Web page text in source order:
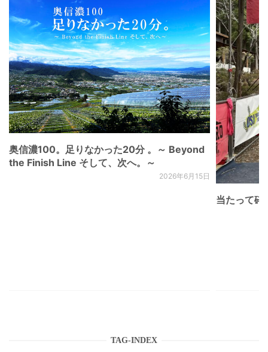
奥信濃100。足りなかった20分 。～ Beyond
the Finish Line そして、次へ。～
2026年6月15日
当たって砕
TAG-INDEX